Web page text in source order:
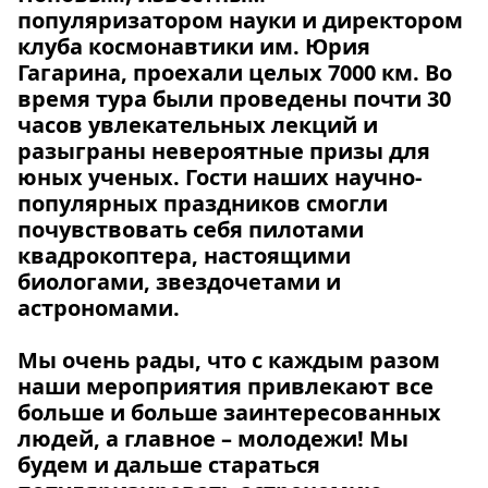
популяризатором науки и директором
клуба космонавтики им. Юрия
Гагарина, проехали целых 7000 км. Во
время тура были проведены почти 30
часов увлекательных лекций и
разыграны невероятные призы для
юных ученых. Гости наших научно-
популярных праздников смогли
почувствовать себя пилотами
квадрокоптера, настоящими
биологами, звездочетами и
астрономами.
Мы очень рады, что с каждым разом
наши мероприятия привлекают все
больше и больше заинтересованных
людей, а главное – молодежи! Мы
будем и дальше стараться